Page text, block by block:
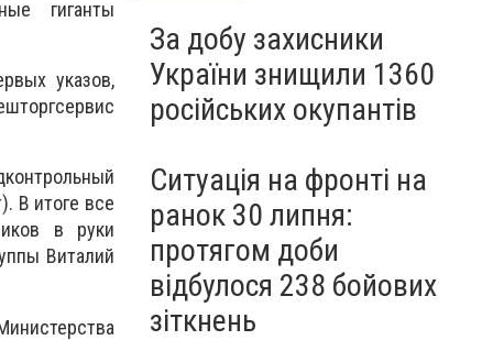
гиганты
указов,
В итоге все
в руки
Виталий
За добу захисники
України знищили 1360
російських окупантів
Ситуація на фронті на
ранок 30 липня:
протягом доби
відбулося 238 бойових
зіткнень